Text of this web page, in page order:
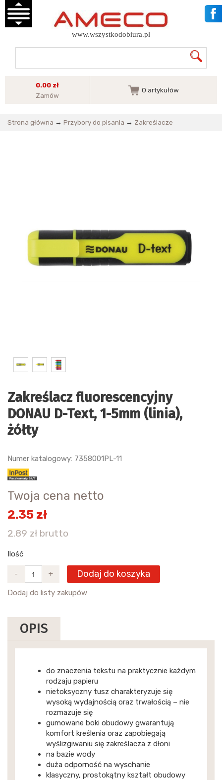
www.wszystkodobiura.pl
0.00 zł
Zamów
0 artykułów
Strona główna → Przybory do pisania → Zakreślacze
Zakreślacz fluorescencyjny
DONAU D-Text, 1-5mm (linia),
żółty
Numer katalogowy: 7358001PL-11
Twoja cena netto
2.35 zł
2.89 zł brutto
Ilość
- + Dodaj do koszyka
Dodaj do listy zakupów
OPIS
do znaczenia tekstu na praktycznie każdym
rodzaju papieru
nietoksyczny tusz charakteryzuje się
wysoką wydajnością oraz trwałością – nie
rozmazuje się
gumowane boki obudowy gwarantują
komfort kreślenia oraz zapobiegają
wyślizgiwaniu się zakreślacza z dłoni
na bazie wody
duża odporność na wyschanie
klasyczny, prostokątny kształt obudowy